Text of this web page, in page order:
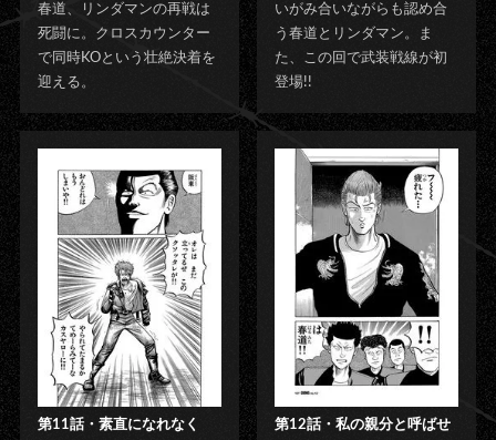
春道、リンダマンの再戦は
死闘に。クロスカウンター
で同時KOという壮絶決着を
迎える。
いがみ合いながらも認め合
う春道とリンダマン。ま
た、この回で武装戦線が初
登場!!
第11話・素直になれなく
第12話・私の親分と呼ばせ